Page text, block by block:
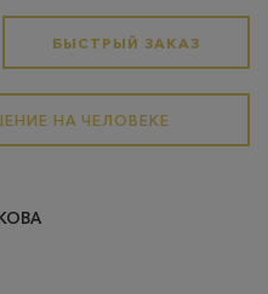
БЫСТРЫЙ ЗАКАЗ
НА ЧЕЛОВЕКЕ